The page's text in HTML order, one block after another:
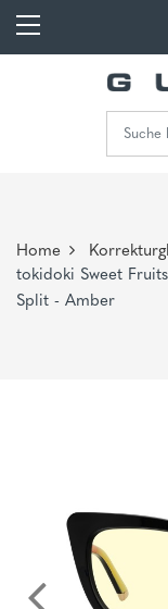
Home
tokidoki Sweet
Split - Amber